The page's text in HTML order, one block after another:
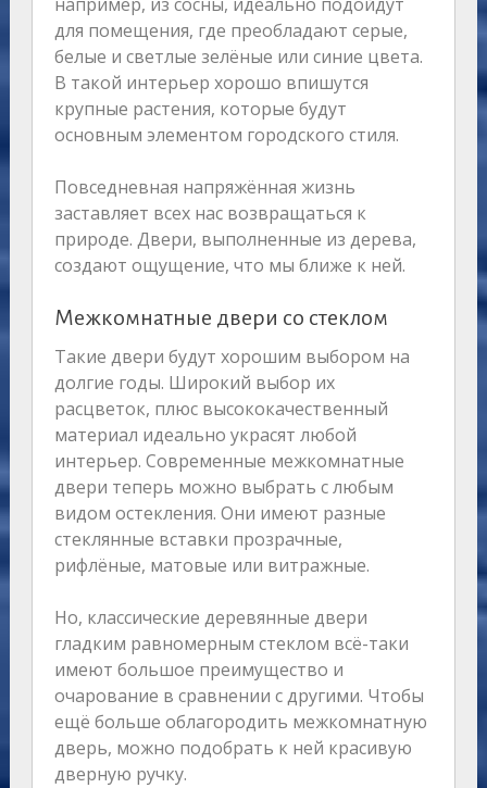
для помещения, где преобладают серые,
белые и светлые зелёные или синие цвета.
В такой интерьер хорошо впишутся
крупные растения, которые будут
основным элементом городского стиля.
Повседневная напряжённая жизнь
заставляет всех нас возвращаться к
природе. Двери, выполненные из дерева,
создают ощущение, что мы ближе к ней.
Межкомнатные двери со стеклом
Такие двери будут хорошим выбором на
долгие годы. Широкий выбор их
расцветок, плюс высококачественный
материал идеально украсят любой
интерьер. Современные межкомнатные
двери теперь можно выбрать с любым
видом остекления. Они имеют разные
стеклянные вставки прозрачные,
рифлёные, матовые или витражные.
Но, классические деревянные двери
гладким равномерным стеклом всё-таки
имеют большое преимущество и
очарование в сравнении с другими. Чтобы
ещё больше облагородить межкомнатную
дверь, можно подобрать к ней красивую
дверную ручку.